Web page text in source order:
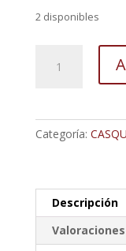
2 disponibles
Diametro
30Mm
cantidad
Categoría:
Descripción